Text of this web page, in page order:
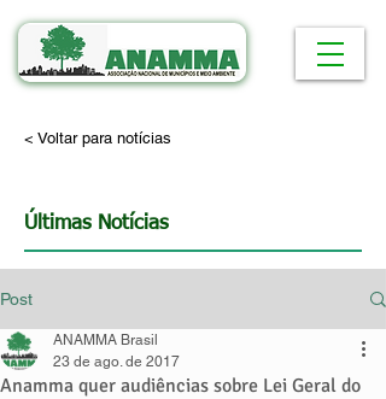
< Voltar para notícias
Últimas Notícias
Post
Anamma quer audiências sobre Lei Geral do
ANAMMA Brasil
23 de ago. de 2017